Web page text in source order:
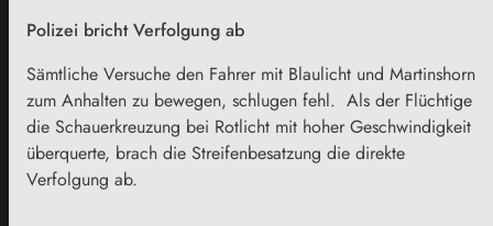
Polizei bricht Verfolgung ab
Sämtliche Versuche den Fahrer mit Blaulicht und Martinshorn
zum Anhalten zu bewegen, schlugen fehl. Als der Flüchtige
die Schauerkreuzung bei Rotlicht mit hoher Geschwindigkeit
überquerte, brach die Streifenbesatzung die direkte
Verfolgung ab.